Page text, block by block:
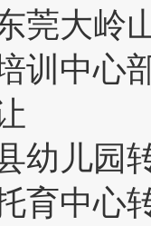
莞大岭
训中心
幼儿园
育中心